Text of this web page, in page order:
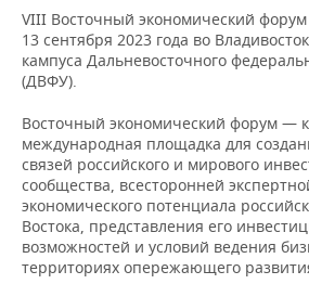
ВУЗЫ ТАТАРСТАНА
КОМУ ПРИНАДЛЕЖАТ
ТАТАРСТАНА
БАНКИ
БЮДЖЕТ
ИНВЕСТИЦИИ
АГРОПРОМ
НЕФТЕХИМИЯ
НЕФТЬ
ОПК
НОВОСТИ НЕДВИЖИМОСТИ
АВТО
НОВОСТИ АВТО
БИЗНЕС
НОВОСТИ БИЗНЕСА
РОЗНИЧНАЯ ТОРГОВЛЯ
ТРАНСПОРТ
ТЕХНОЛОГИИ
НОВОСТИ ТЕХНОЛОГИЙ
IT
МЕРОПРИЯТИЯ
НОВОСТИ МЕРОПРИЯТИЙ
СПОРТ
VIII Восточный экономический форум
13 сентября 2023 года во
кампуса Дальневосточного
(ДВФУ).
Восточный экономический форум —
международная площадка для
связей российского и мирового
сообщества, всесторонней
экономического потенциала
Востока, представления его
возможностей и условий ведения
территориях опережающего